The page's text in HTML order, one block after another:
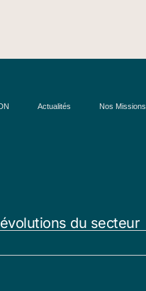
Actualités Nos Missions
du secteur